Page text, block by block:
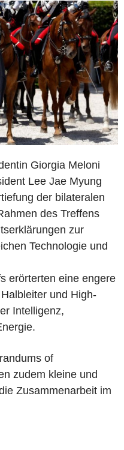
Giorgia Meloni
Lee Jae Myung
der bilateralen
des Treffens
zur
Technologie und
erörterten eine engere
und High-
Intelligenz,
of
zudem kleine und
Zusammenarbeit im